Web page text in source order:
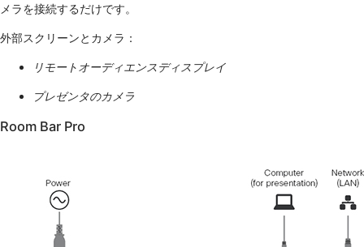
メラを接続するだけです。
外部スクリーンとカメラ：
リモートオーディエンスディスプレイ
プレゼンタのカメラ
Room Bar Pro